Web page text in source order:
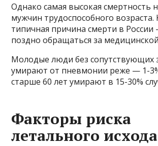
Однако самая высокая смертность
мужчин трудоспособного возраста.
типичная причина смерти в
поздно обращаться за
Молодые люди без сопутствующих
умирают от пневмонии реже — 1-
старше 60 лет умирают в 15-30%
Факторы риска
летального исхода